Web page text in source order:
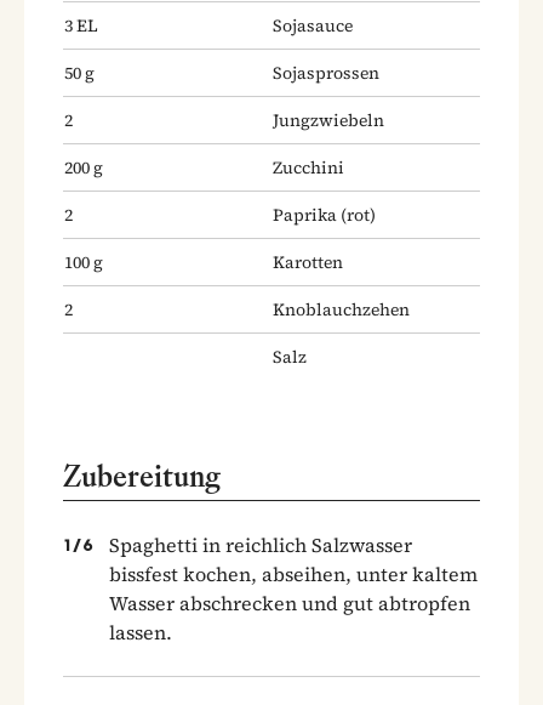
3EL
Sojasauce
50g
Sojasprossen
2
Jungzwiebeln
200g
Zucchini
2
Paprika (rot)
100g
Karotten
2
Knoblauchzehen
Salz
Zubereitung
1 /6
Spaghetti in reichlich Salzwasser
bissfest kochen, abseihen, unter kaltem
Wasser abschrecken und gut abtropfen
lassen.